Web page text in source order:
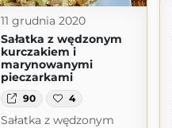
11 grudnia 2020
Sałatka z wędzonym
kurczakiem i
marynowanymi
pieczarkami
90 4
Sałatka z wędzonym